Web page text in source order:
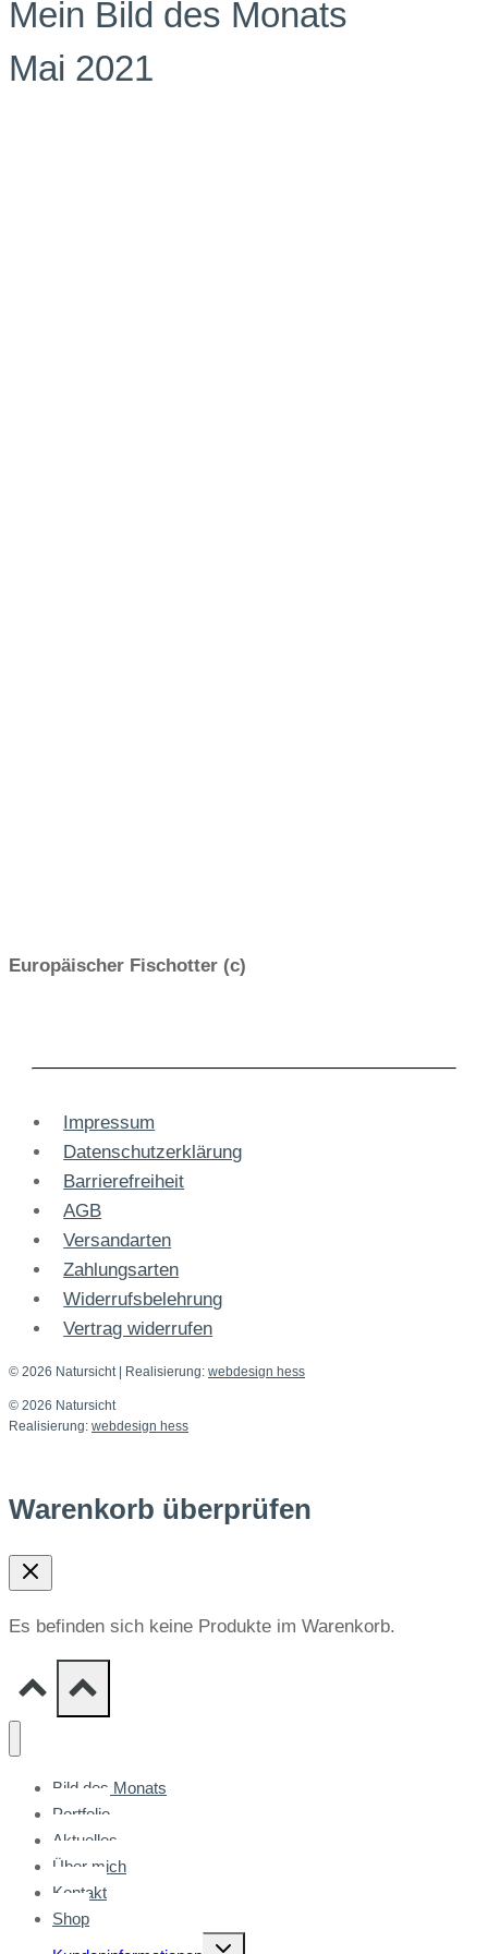
Mein Bild des Monats
Mai 2021
Europäischer Fischotter (c)
Impressum
Datenschutzerklärung
Barrierefreiheit
AGB
Versandarten
Zahlungsarten
Widerrufsbelehrung
Vertrag widerrufen
© 2026 Natursicht | Realisierung: webdesign hess
© 2026 Natursicht
Realisierung: webdesign hess
Warenkorb überprüfen
Es befinden sich keine Produkte im Warenkorb.
Bild des Monats
Portfolio
Aktuelles
Über mich
Kontakt
Shop
Untermenü